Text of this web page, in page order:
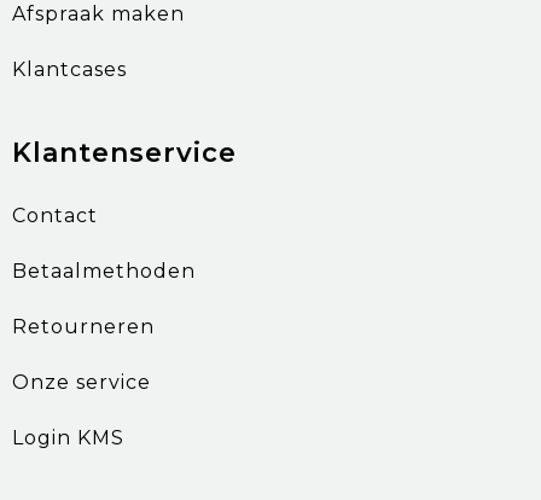
Afspraak maken
Klantcases
Klantenservice
Contact
Betaalmethoden
Retourneren
Onze service
Login KMS